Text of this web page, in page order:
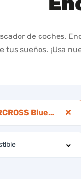
de coches.
tus sueños. ¡Usa
C5 AIRCROSS BlueHdi